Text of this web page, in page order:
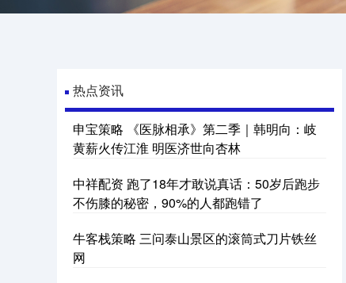
热点资讯
申宝策略 《医脉相承》第二季｜韩明向：岐
黄薪火传江淮 明医济世向杏林
中祥配资 跑了18年才敢说真话：50岁后跑步
不伤膝的秘密，90%的人都跑错了
牛客栈策略 三问泰山景区的滚筒式刀片铁丝
网